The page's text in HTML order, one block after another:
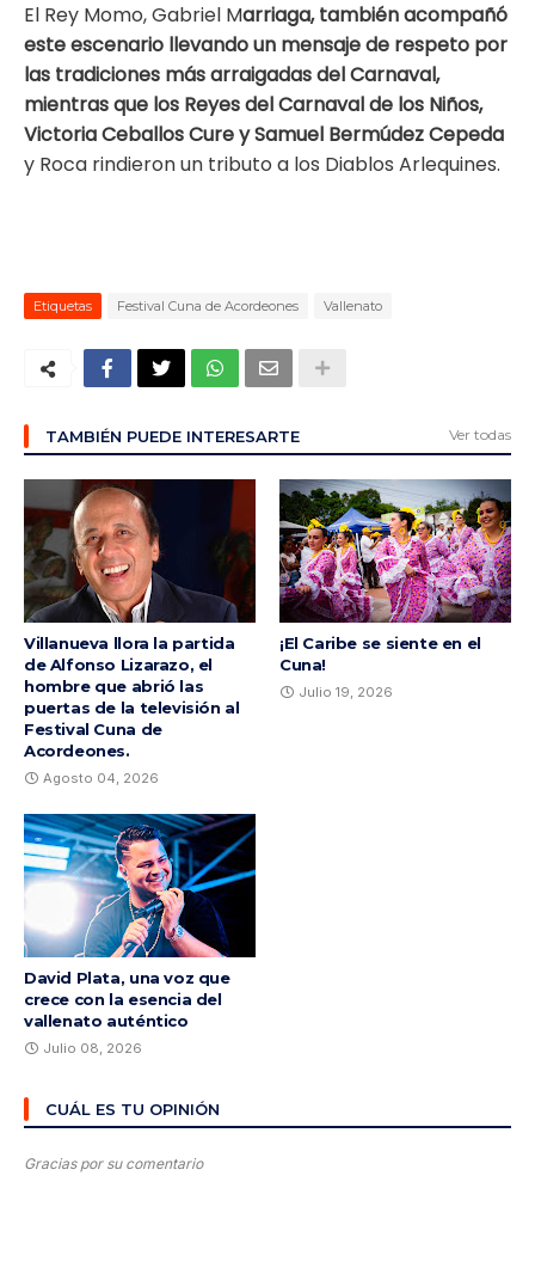
El Rey Momo, Gabriel Marriaga, también acompañó
este escenario llevando un mensaje de respeto por
las tradiciones más arraigadas del Carnaval,
mientras que los Reyes del Carnaval de los Niños,
Victoria Ceballos Cure y Samuel Bermúdez Cepeda
y Roca rindieron un tributo a los Diablos Arlequines.
Etiquetas Festival Cuna de Acordeones Vallenato
TAMBIÉN PUEDE INTERESARTE Ver todas
Villanueva llora la partida
de Alfonso Lizarazo, el
hombre que abrió las
puertas de la televisión al
Festival Cuna de
Acordeones.
Agosto 04, 2026
¡El Caribe se siente en el
Cuna!
Julio 19, 2026
David Plata, una voz que
crece con la esencia del
vallenato auténtico
Julio 08, 2026
CUÁL ES TU OPINIÓN
Gracias por su comentario